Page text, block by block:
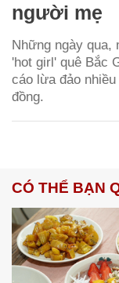
người mẹ
Những ngày qua,
'hot girl' quê Bắc
cáo lừa đảo
đồng.
CÓ THỂ BẠN